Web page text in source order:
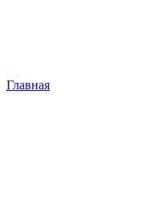
Главная